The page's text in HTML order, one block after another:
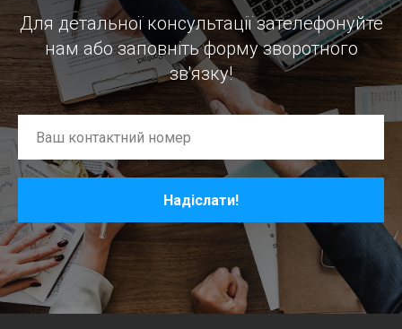
Для детальної консультації зателефонуйте
нам або заповніть форму зворотного
зв'язку!
Надіслати!